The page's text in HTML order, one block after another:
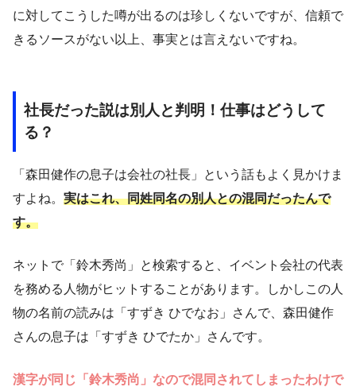
に対してこうした噂が出るのは珍しくないですが、信頼で
きるソースがない以上、事実とは言えないですね。
社長だった説は別人と判明！仕事はどうして
る？
「森田健作の息子は会社の社長」という話もよく見かけま
すよね。 実はこれ、同姓同名の別人との混同だったんで
す。
ネットで「鈴木秀尚」と検索すると、イベント会社の代表
を務める人物がヒットすることがあります。しかしこの人
物の名前の読みは「すずき ひでなお」さんで、森田健作
さんの息子は「すずき ひでたか」さんです。
漢字が同じ「鈴木秀尚」なので混同されてしまったわけで